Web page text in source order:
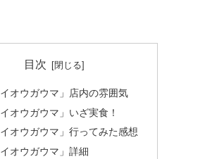
目次
イオウガウマ」店内の雰囲気
イオウガウマ」いざ実食！
イオウガウマ」行ってみた感想
イオウガウマ」詳細